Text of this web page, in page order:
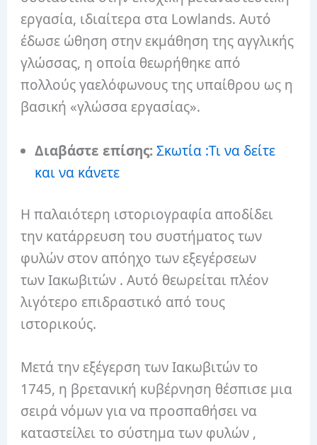
εργασία, ιδιαίτερα στα Lowlands. Αυτό
έδωσε ώθηση στην εκμάθηση της αγγλικής
γλώσσας, η οποία θεωρήθηκε από
πολλούς γαελόφωνους της υπαίθρου ως η
βασική «γλώσσα εργασίας».
Διαβάστε επίσης: Σκωτία :Τι να δείτε
και να κάνετε
Η παλαιότερη ιστοριογραφία αποδίδει
την κατάρρευση του συστήματος των
φυλών στον απόηχο των εξεγέρσεων
των Ιακωβιτών . Αυτό θεωρείται πλέον
λιγότερο επιδραστικό από τους
ιστορικούς.
Μετά την εξέγερση των Ιακωβιτών το
1745, η βρετανική κυβέρνηση θέσπισε μια
σειρά νόμων για να προσπαθήσει να
καταστείλει το σύστημα των φυλών ,